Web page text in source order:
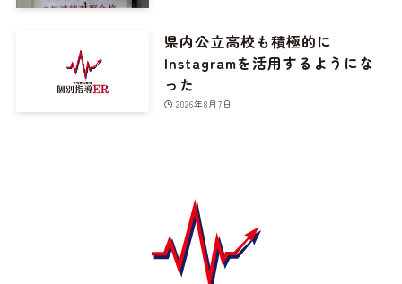
県内公立高校も積極的に
Instagramを活用するようにな
った
2026年8月7日